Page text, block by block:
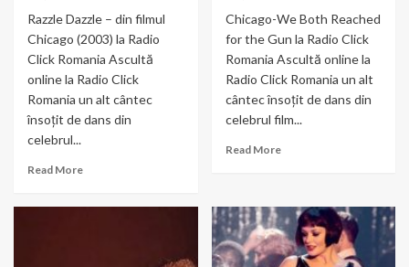
Razzle Dazzle – din filmul
Chicago (2003) la Radio
Click Romania Ascultă
online la Radio Click
Romania un alt cântec
însoțit de dans din
celebrul...
Read MoreRead
Chicago-We Both Reached
for the Gun la Radio Click
Romania Ascultă online la
Radio Click Romania un alt
cântec însoțit de dans din
celebrul film...
Read MoreRead
We
Both
Reached